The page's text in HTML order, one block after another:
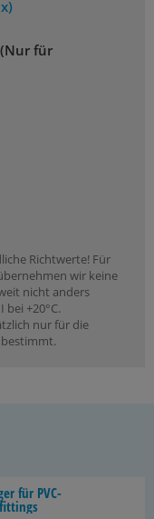
für
Richtwerte! Für
wir keine
nicht anders
+20°C.
nur für die
für PVC-​